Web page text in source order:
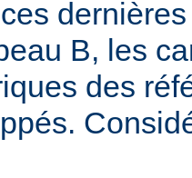
B, les
des